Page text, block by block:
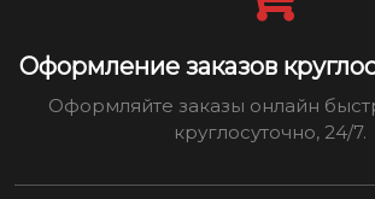
Оформление заказов
Оформляйте заказы онлайн
круглосуточно, 24/7.